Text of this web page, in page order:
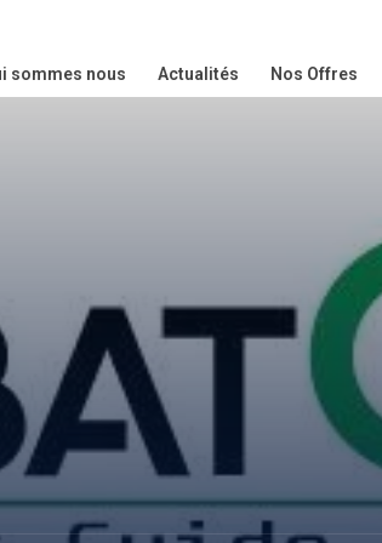
sommes nous Actualités Nos Offres